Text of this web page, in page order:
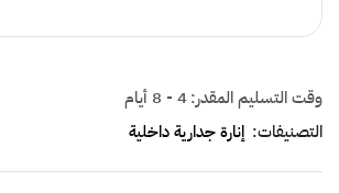
وقت التسليم المقدر:4 - 8 أيام
التصنيفات: إنارة جدارية داخلية